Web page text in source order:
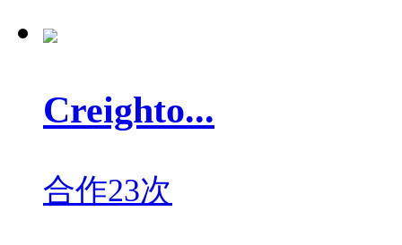
Creighto...
合作23次